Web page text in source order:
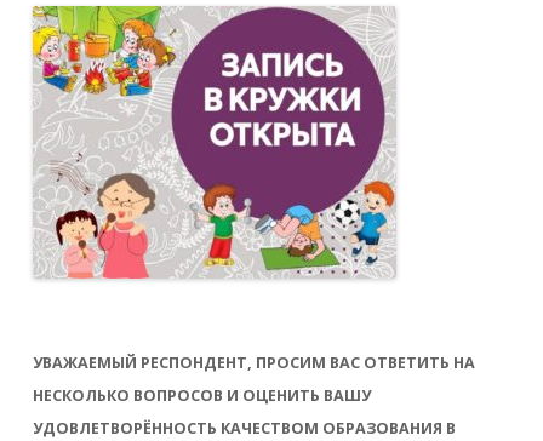
УВАЖАЕМЫЙ РЕСПОНДЕНТ, ПРОСИМ ВАС ОТВЕТИТЬ НА
НЕСКОЛЬКО ВОПРОСОВ И ОЦЕНИТЬ ВАШУ
УДОВЛЕТВОРЁННОСТЬ КАЧЕСТВОМ ОБРАЗОВАНИЯ В